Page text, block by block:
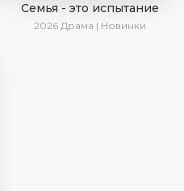
Семья - это испытание
2026 Драма | Новинки